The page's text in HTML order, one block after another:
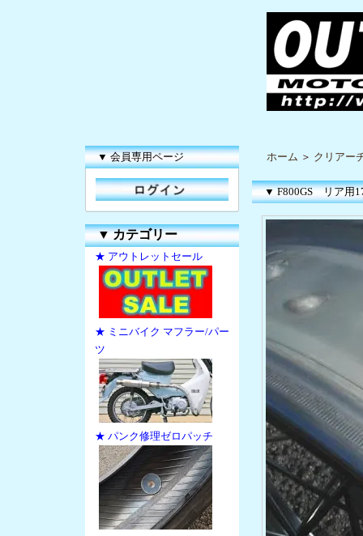
▼ 会員専用ページ
▼カテゴリー
★ アウトレットセール
★ ミニバイク マフラー/パー
ツ
★ パンク修理ゼロパッチ
ホーム ＞ クリアー
▼ F800GS リア用